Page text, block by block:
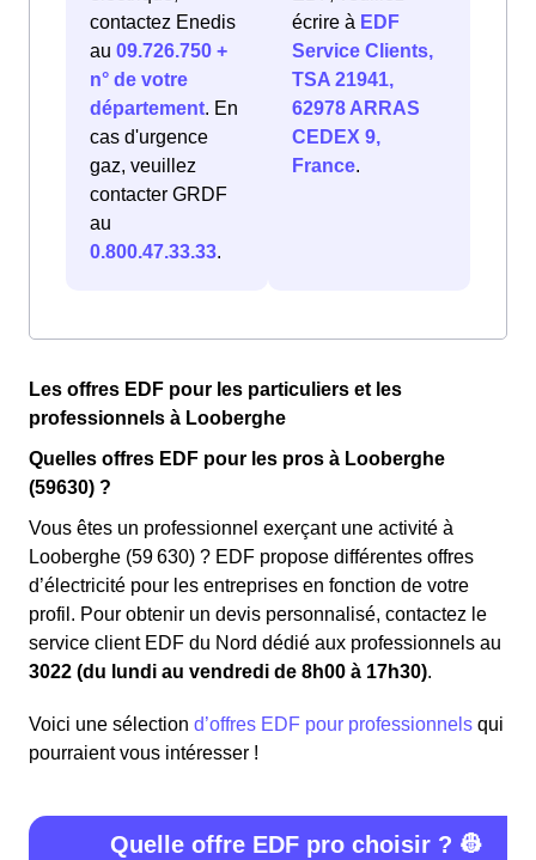
contactez Enedis
au 09.726.750 +
n° de votre
département. En
cas d'urgence
gaz, veuillez
contacter GRDF
au
0.800.47.33.33.
écrire à EDF
Service Clients,
TSA 21941,
62978 ARRAS
CEDEX 9,
France.
Les offres EDF pour les particuliers et les
professionnels à Looberghe
Quelles offres EDF pour les pros à Looberghe
(59630) ?
Vous êtes un professionnel exerçant une activité à
Looberghe (59 630) ? EDF propose différentes offres
d’électricité pour les entreprises en fonction de votre
profil. Pour obtenir un devis personnalisé, contactez le
service client EDF du Nord dédié aux professionnels au
3022 (du lundi au vendredi de 8h00 à 17h30).
Voici une sélection d’offres EDF pour professionnels qui
pourraient vous intéresser !
Quelle offre EDF pro choisir ? 👷